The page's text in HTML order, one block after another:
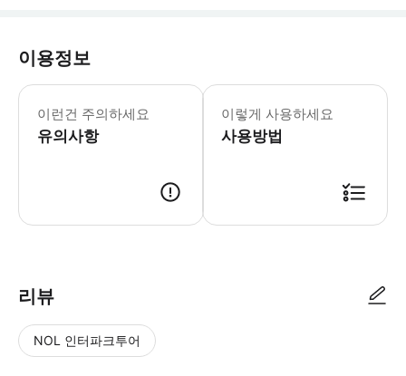
이용정보
이런건 주의하세요
유의사항
한국에서 여행자 보험 가입 후 투어 권
이렇게 사용하세요
사용방법
리뷰
NOL 인터파크투어